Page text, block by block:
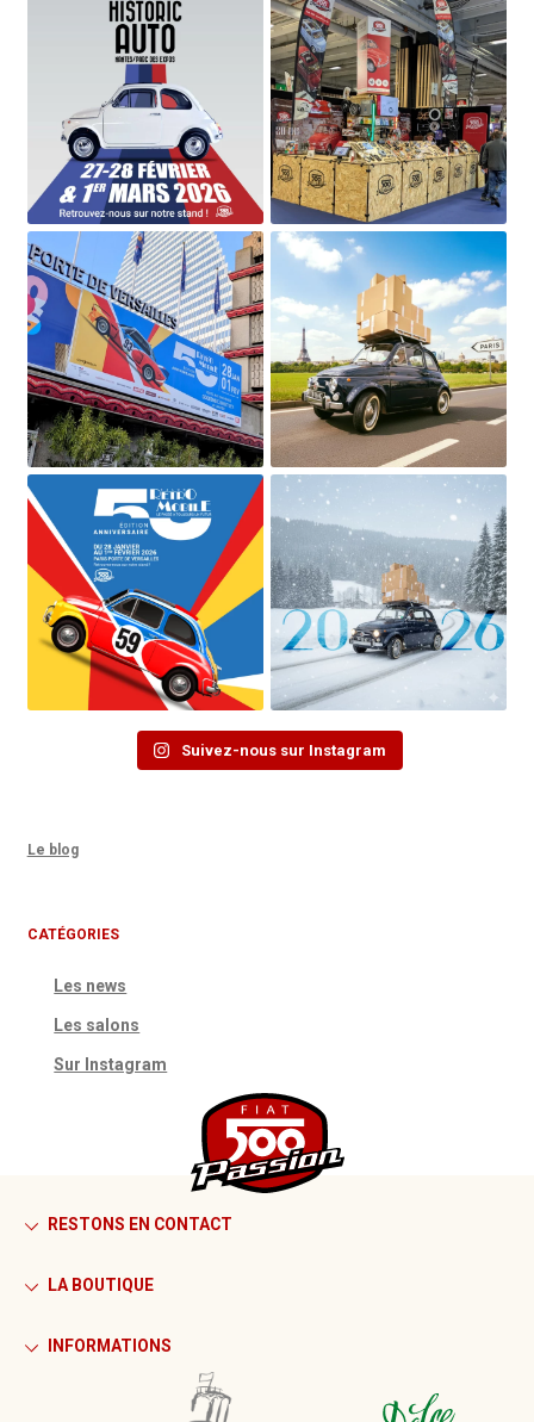
Suivez-nous sur Instagram
Le blog
CATÉGORIES
Les news
Les salons
Sur Instagram
RESTONS EN CONTACT
LA BOUTIQUE
INFORMATIONS